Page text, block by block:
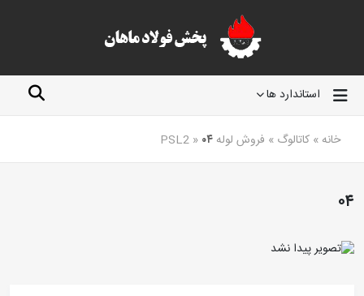
استاندارد ها
خانه » کاتالوگ » فروش لوله PSL2 » ۰۴
۰۴